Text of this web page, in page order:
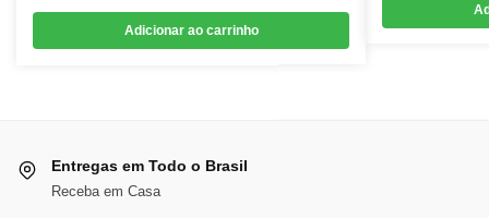
preço
original
preço
atual
Adicionar ao carrinho
Entregas em Todo o Brasil
Receba em Casa